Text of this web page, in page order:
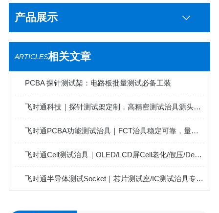
产品展示
ARTICLES相关文章
PCBA 探针测试架：电路板批量测试必备工装
飞时通科技｜探针测试架定制，高精密测试治具源头厂家
飞时通PCBA功能测试治具｜FCT治具稳定可靠，量产首选
飞时通Cell测试治具｜OLED/LCD屏Cell老化/假压/Demura专用
飞时通半导体测试Socket｜芯片测试座/IC测试治具专业定制